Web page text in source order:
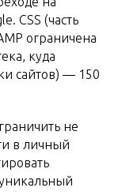
CSS (часть
ограничена
куда
сайтов) — 150
не
в личный